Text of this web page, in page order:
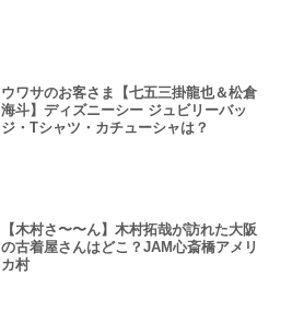
ウワサのお客さま【七五三掛龍也＆松倉
海斗】ディズニーシー ジュビリーバッ
ジ・Tシャツ・カチューシャは？
【木村さ〜〜ん】木村拓哉が訪れた大阪
の古着屋さんはどこ？JAM心斎橋アメリ
カ村